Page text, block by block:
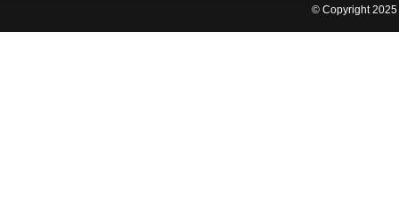
© Copyright